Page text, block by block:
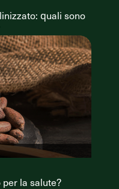
quali sono
la salute?